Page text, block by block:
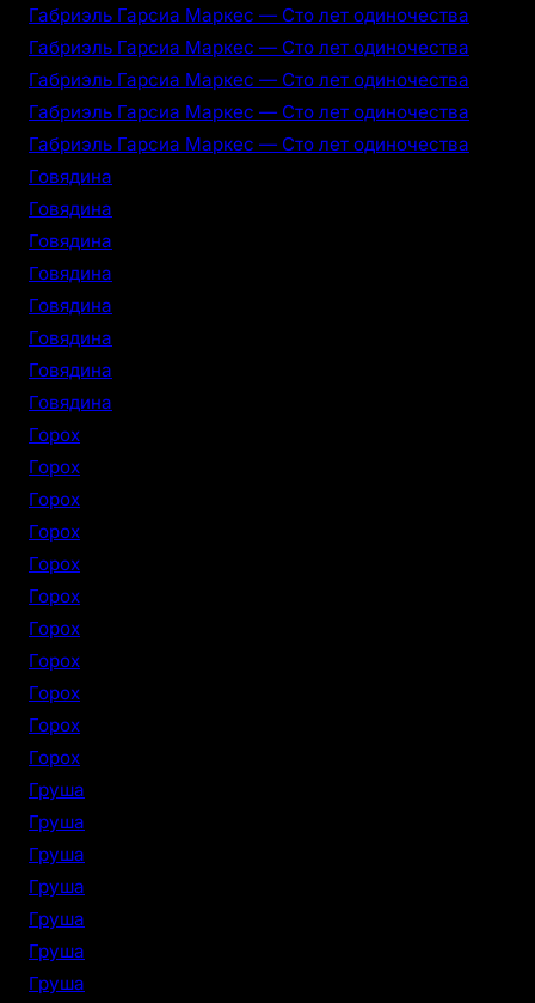
Габриэль Гарсиа Маркес — Сто лет одиночества
Габриэль Гарсиа Маркес — Сто лет одиночества
Габриэль Гарсиа Маркес — Сто лет одиночества
Габриэль Гарсиа Маркес — Сто лет одиночества
Габриэль Гарсиа Маркес — Сто лет одиночества
Говядина
Говядина
Говядина
Говядина
Говядина
Говядина
Говядина
Говядина
Горох
Горох
Горох
Горох
Горох
Горох
Горох
Горох
Горох
Горох
Горох
Груша
Груша
Груша
Груша
Груша
Груша
Груша